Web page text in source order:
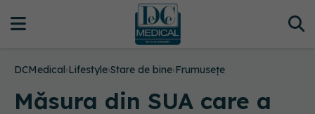
DCMedical›Lifestyle›Stare de bine›Frumusețe
Măsura din SUA care a